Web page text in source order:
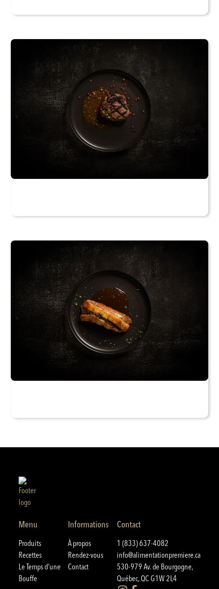
Menu
Produits
Recettes
Le Temps d'une
Bouffe
Informations
À propos
Rendez-vous
Contact
Contact
1 (833) 637-4082
info@alimentationpremiere.ca
530-979 Av. de Bourgogne,
Québec, QC G1W 2L4